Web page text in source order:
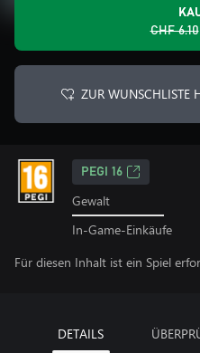
CHF 6.10
ZUR WUNSCHLISTE
PEGI 16
Gewalt
In-Game-Einkäufe
Für diesen Inhalt ist ein Spiel
DETAILS